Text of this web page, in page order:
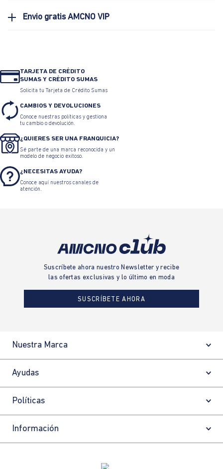
Envio gratis AMCNO VIP
TARJETA DE CRÉDITO
SUMAS Y CRÉDITO SUMAS
Solicita tu Tarjeta de Crédito Sumas
CAMBIOS Y DEVOLUCIONES
Conoce nuestras políticas y gestiona
tu cambio o devolución.
¿QUIERES SER UNA FRANQUICIA?
Sé parte de una marca reconocida y un
modelo de negocio exitoso.
¿NECESITAS AYUDA?
Conoce aquí nuestros canales de
atención.
Suscríbete ahora nuestro Newsletter y recibe
las ofertas exclusivas y lo último en moda
SUSCRÍBETE AHORA
Nuestra Marca
Ayudas
Políticas
Información